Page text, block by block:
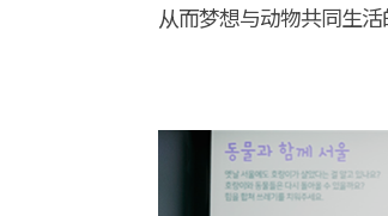
从而梦想与动物共同生活